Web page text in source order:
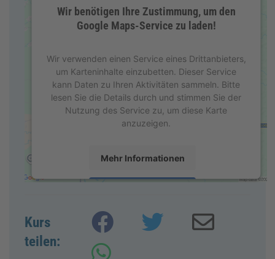
Wir benötigen Ihre Zustimmung, um den
Google Maps-Service zu laden!
Wir verwenden einen Service eines Drittanbieters,
um Karteninhalte einzubetten. Dieser Service
kann Daten zu Ihren Aktivitäten sammeln. Bitte
lesen Sie die Details durch und stimmen Sie der
Nutzung des Service zu, um diese Karte
anzuzeigen.
Mehr Informationen
powered byUsercentrics Consent Management
Platform
& eRecht24
Kurs
teilen: